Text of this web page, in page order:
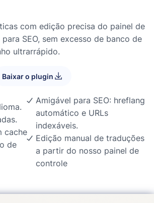
com edição precisa do painel de
SEO, sem excesso de banco de
ultrarrápido.
Baixar o plugin
cache
de
Amigável para SEO: hreflang
automático e URLs
indexáveis.
Edição manual de traduções
a partir do nosso painel de
controle